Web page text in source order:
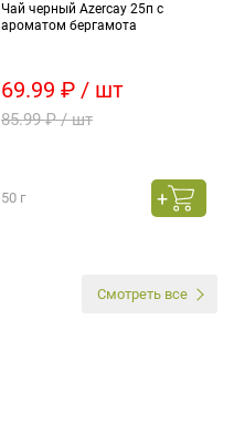
Чай черный Azercay 25п с
ароматом бергамота
69.99 ₽ / шт
85.99 ₽ / шт
50 г
Смотреть все